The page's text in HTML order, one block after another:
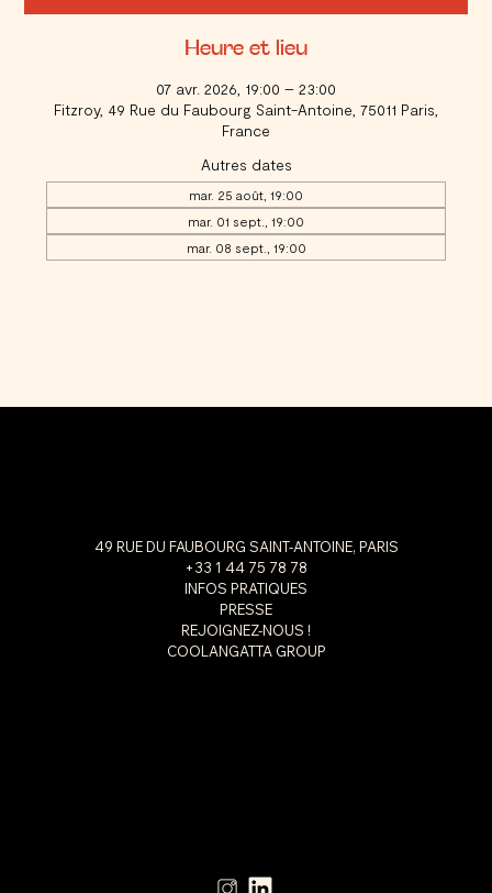
Heure et lieu
07 avr. 2026, 19:00 – 23:00
Fitzroy, 49 Rue du Faubourg Saint-Antoine, 75011 Paris,
France
Autres dates
mar. 25 août, 19:00
mar. 01 sept., 19:00
mar. 08 sept., 19:00
49 RUE DU FAUBOURG SAINT-ANTOINE, PARIS
+33 1 44 75 78 78
INFOS PRATIQUES
PRESSE
REJOIGNEZ-NOUS !
COOLANGATTA GROUP